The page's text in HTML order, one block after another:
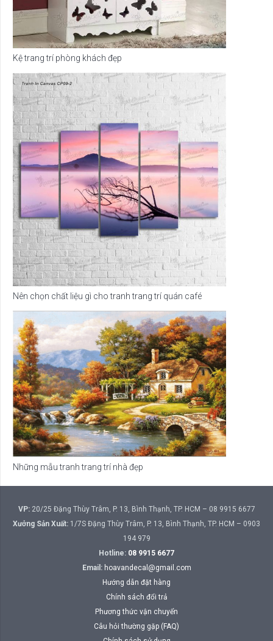
Kệ trang trí phòng khách đẹp
Nên chọn chất liệu gì cho tranh trang trí quán café
Những mẫu tranh trang trí nhà đẹp
VP:20/25 Đặng Thùy Trâm, P. 13, Bình Thạnh, TP. HCM – 08 9915 6677
Xưởng Sản Xuất: 1/7S Đặng Thùy Trâm, P. 13, Bình Thạnh, TP. HCM – 0903
194 979
Hotline: 08 9915 6677
Email: hoavandecal@gmail.com
Hướng dẫn đặt hàng
Chính sách đổi trả
Phương thức vận chuyển
Câu hỏi thường gặp (FAQ)